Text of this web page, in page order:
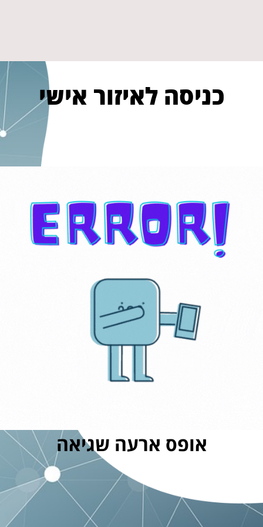
כניסה לאיזור אישי
אופס ארעה שגיאה